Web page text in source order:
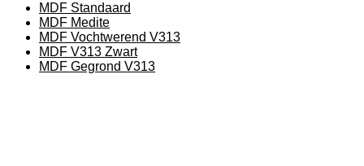
MDF Standaard
MDF Medite
MDF Vochtwerend V313
MDF V313 Zwart
MDF Gegrond V313